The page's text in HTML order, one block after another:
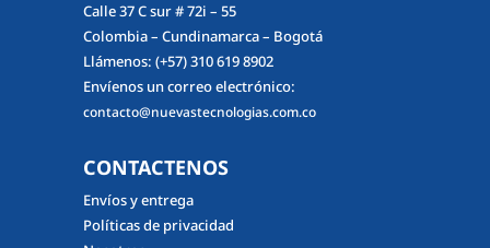
Calle 37 C sur # 72i – 55
Colombia – Cundinamarca – Bogotá
Llámenos: (+57) 310 619 8902
Envíenos un correo electrónico:
contacto@nuevastecnologias.com.co
CONTACTENOS
Envíos y entrega
Políticas de privacidad